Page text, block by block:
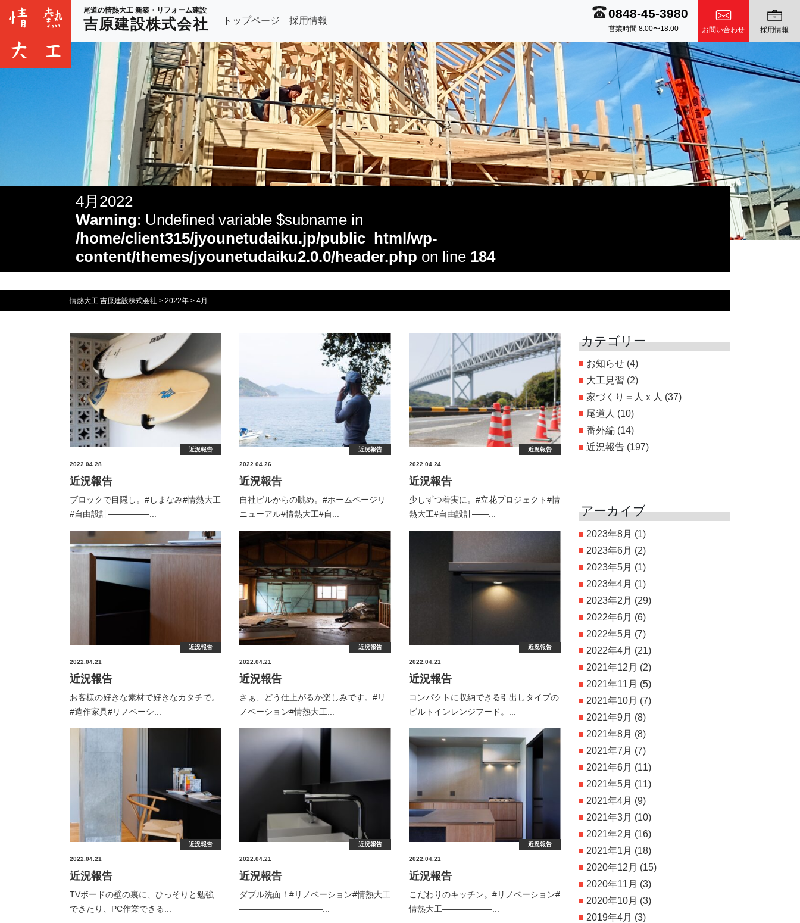
尾道の情熱大工 新築・リフォーム建設
吉原建設株式会社 トップページ 採用情報
0848-45-3980
営業時間 8:00〜18:00 お問い合わせ 採用情報
4月2022
Warning: Undefined variable $subname in
/home/client315/jyounetudaiku.jp/public_html/wp-
content/themes/jyounetudaiku2.0.0/header.php on line 184
情熱大工 吉原建設株式会社 > 2022年 > 4月
2022.04.28
近況報告
近況報告
ブロックで目隠し。⁡#しまなみ#情熱大工
#自由設計—————...
2022.04.26
近況報告
近況報告
自社ビルからの眺め。#ホームページリ
ニューアル#情熱大工#自...
2022.04.24
近況報告
近況報告
少しずつ着実に。⁡#立花プロジェクト#情
熱大工#自由設計——...
2022.04.21
近況報告
近況報告
お客様の好きな素材で好きなカタチで。
⁡#造作家具#リノベーシ...
2022.04.21
近況報告
近況報告
さぁ、どう仕上がるか楽しみです。⁡#リ
ノベーション#情熱大工...
2022.04.21
近況報告
近況報告
コンパクトに収納できる引出しタイプの
ビルトインレンジフード。...
2022.04.21
近況報告
近況報告
TVボードの壁の裏に、ひっそりと勉強
できたり、PC作業できる...
2022.04.21
近況報告
近況報告
ダブル洗面！⁡#リノベーション#情熱大工
——————————...
2022.04.21
近況報告
近況報告
こだわりのキッチン。⁡#リノベーション#
情熱大工——————...
カテゴリー
お知らせ (4)
大工見習 (2)
家づくり＝人ｘ人 (37)
尾道人 (10)
番外編 (14)
近況報告 (197)
アーカイブ
2023年8月 (1)
2023年6月 (2)
2023年5月 (1)
2023年4月 (1)
2023年2月 (29)
2022年6月 (6)
2022年5月 (7)
2022年4月 (21)
2021年12月 (2)
2021年11月 (5)
2021年10月 (7)
2021年9月 (8)
2021年8月 (8)
2021年7月 (7)
2021年6月 (11)
2021年5月 (11)
2021年4月 (9)
2021年3月 (10)
2021年2月 (16)
2021年1月 (18)
2020年12月 (15)
2020年11月 (3)
2020年10月 (3)
2019年4月 (3)